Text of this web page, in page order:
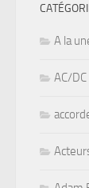
A la
AC/DC